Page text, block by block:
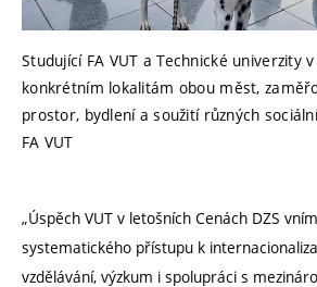
Studující FA VUT a Technické univerzity
konkrétním lokalitám obou měst,
prostor, bydlení a soužití různých
FA VUT
„Úspěch VUT v letošních Cenách DZS
systematického přístupu k
vzdělávání, výzkum i spolupráci s